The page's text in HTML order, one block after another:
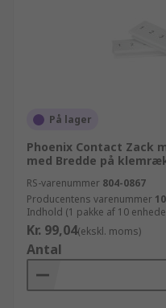
På lager
Phoenix Contact Zack
med Bredde på
RS-varenummer 804-0867
Producentens varenummer
Indhold (1 pakke af 10
Kr. 99,04(ekskl. moms)
Antal